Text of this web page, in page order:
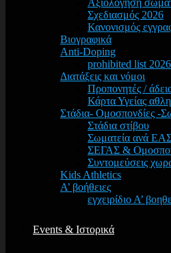
Αξιολόγηση
Σχεδιασμός 2026
Κανονισμός
Βιογραφικά
Anti-Doping
prohibited list
Διατάξεις και νόμοι
Προπονητές /
Κάρτα Υγείας
Στάδια- Ομοσπονδίες -
Στάδια στίβου
Σωματεία ανά
ΣΕΓΑΣ &
Συντομεύσεις
Kids Athletics
Α’ βοήθειες
εγχειρίδιο Α’
Events & Ιστορικά